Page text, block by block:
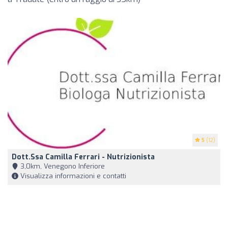
5 (12)
Dott.ssa Camilla Ferrari - Nutrizionista
3,0km, Venegono Inferiore
Visualizza informazioni e contatti